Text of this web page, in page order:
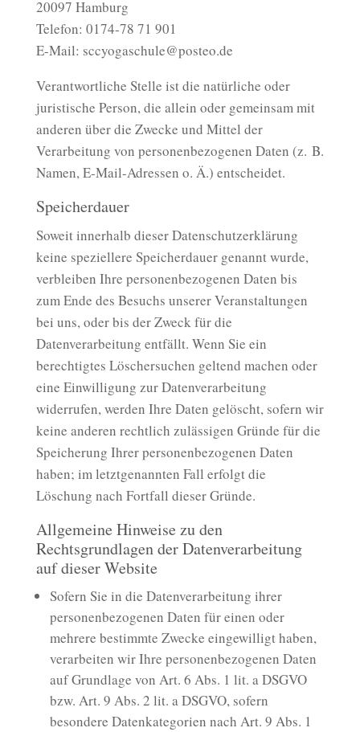
20097 Hamburg
Telefon: 0174-78 71 901
E-Mail: sccyogaschule@posteo.de
Verantwortliche Stelle ist die natürliche oder
juristische Person, die allein oder gemeinsam mit
anderen über die Zwecke und Mittel der
Verarbeitung von personenbezogenen Daten (z. B.
Namen, E-Mail-Adressen o. Ä.) entscheidet.
Speicherdauer
Soweit innerhalb dieser Datenschutzerklärung
keine speziellere Speicherdauer genannt wurde,
verbleiben Ihre personenbezogenen Daten bis
zum Ende des Besuchs unserer Veranstaltungen
bei uns, oder bis der Zweck für die
Datenverarbeitung entfällt. Wenn Sie ein
berechtigtes Löschersuchen geltend machen oder
eine Einwilligung zur Datenverarbeitung
widerrufen, werden Ihre Daten gelöscht, sofern wir
keine anderen rechtlich zulässigen Gründe für die
Speicherung Ihrer personenbezogenen Daten
haben; im letztgenannten Fall erfolgt die
Löschung nach Fortfall dieser Gründe.
Allgemeine Hinweise zu den
Rechtsgrundlagen der Datenverarbeitung
auf dieser Website
Sofern Sie in die Datenverarbeitung ihrer
personenbezogenen Daten für einen oder
mehrere bestimmte Zwecke eingewilligt haben,
verarbeiten wir Ihre personenbezogenen Daten
auf Grundlage von Art. 6 Abs. 1 lit. a DSGVO
bzw. Art. 9 Abs. 2 lit. a DSGVO, sofern
besondere Datenkategorien nach Art. 9 Abs. 1